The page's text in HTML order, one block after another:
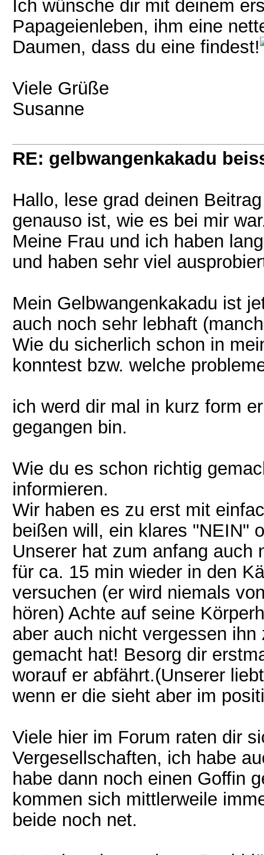
Ich wünsche dir mit deinem
Papageienleben, ihm eine
Daumen, dass du eine findest!
Viele Grüße
Susanne
RE: gelbwangenkakadu
Hallo, lese grad deinen
genauso ist, wie es bei mir
Meine Frau und ich haben
und haben sehr viel
Mein Gelbwangenkakadu ist
auch noch sehr lebhaft
Wie du sicherlich schon in
konntest bzw. welche
ich werd dir mal in kurz form
gegangen bin.
Wie du es schon richtig
informieren.
Wir haben es zu erst mit
beißen will, ein klares "NEIN"
Unserer hat zum anfang auch
für ca. 15 min wieder in den
versuchen (er wird niemals
hören) Achte auf seine
aber auch nicht vergessen
gemacht hat! Besorg dir
worauf er abfährt.(Unserer
wenn er die sieht aber im
Viele hier im Forum raten dir
Vergesellschaften, ich habe
habe dann noch einen Goffin
kommen sich mittlerweile
beide noch net.